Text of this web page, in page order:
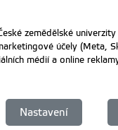
zemědělské
účely
médií a online
Nastavení